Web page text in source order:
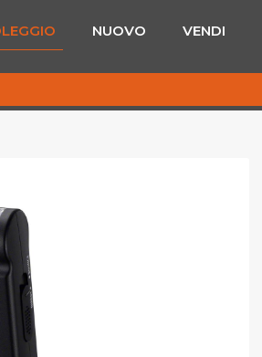
NUOVO VENDI